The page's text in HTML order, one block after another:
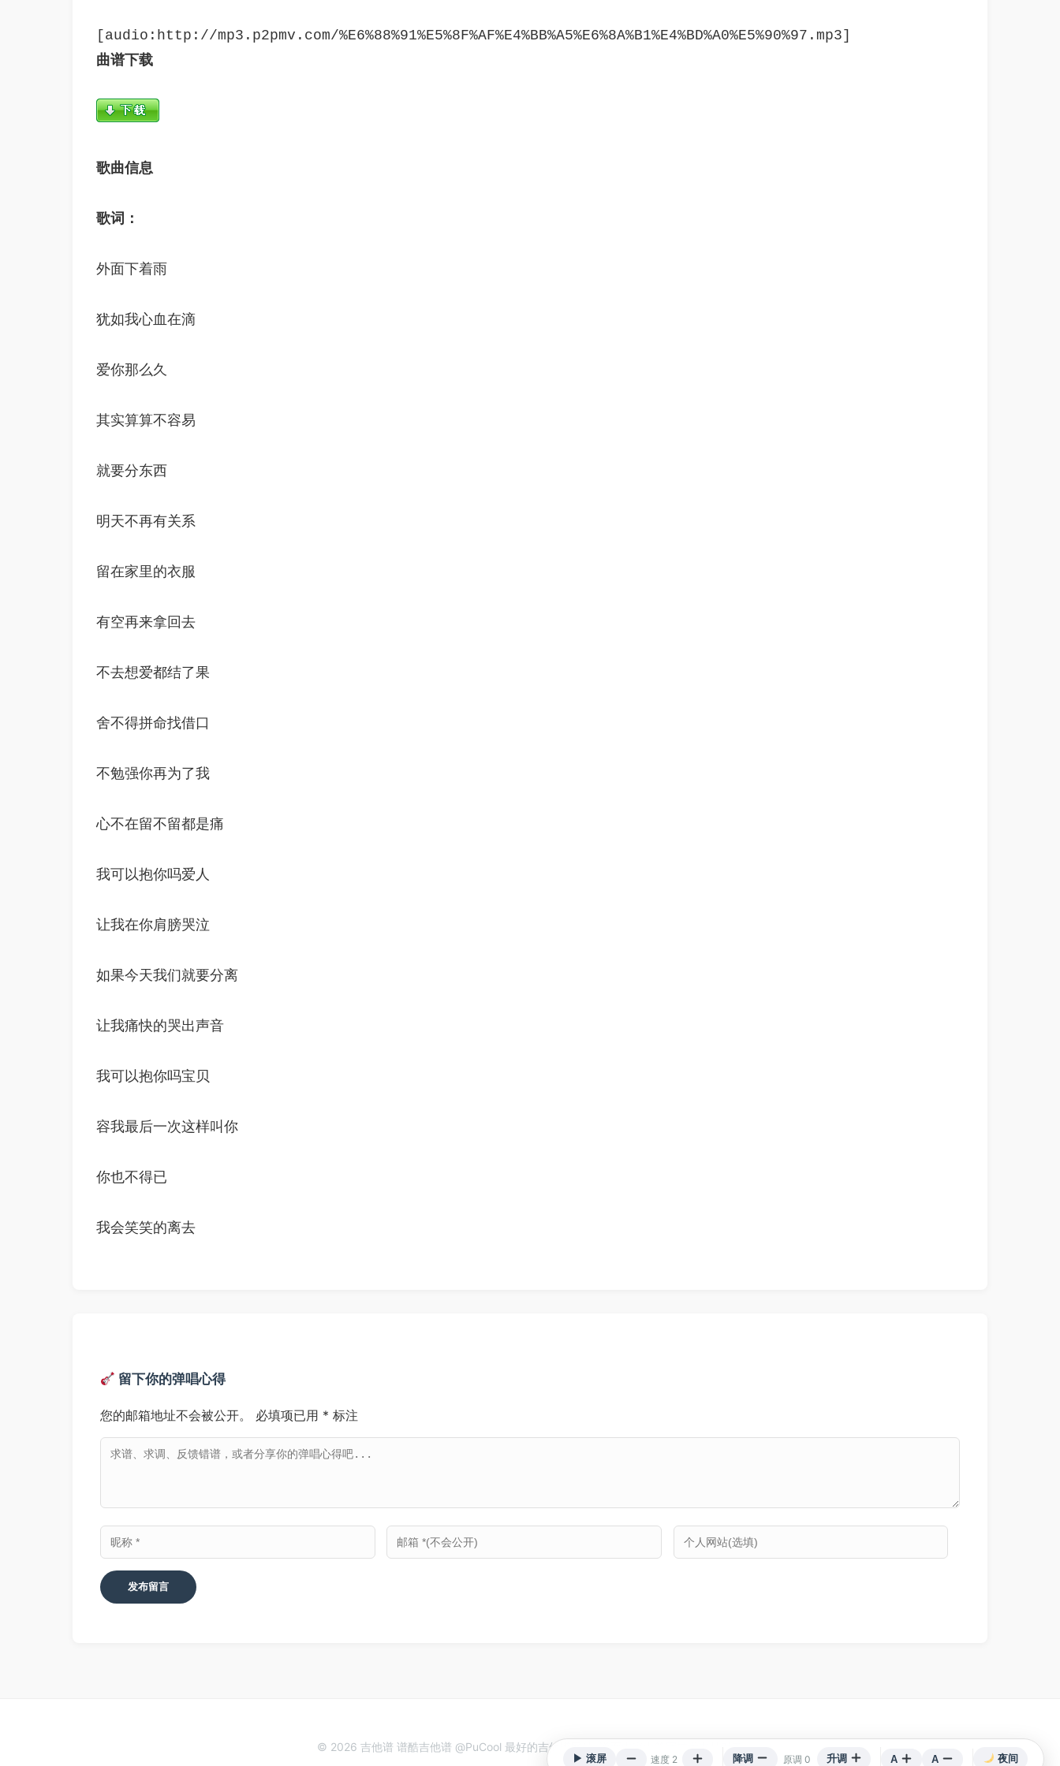
▶ 滚屏 速度 2 降调 原调 0 升调 A A 夜间
曲谱下载
歌曲信息
歌词：
外面下着雨
犹如我心血在滴
爱你那么久
其实算算不容易
就要分东西
明天不再有关系
留在家里的衣服
有空再来拿回去
不去想爱都结了果
舍不得拼命找借口
不勉强你再为了我
心不在留不留都是痛
我可以抱你吗爱人
让我在你肩膀哭泣
如果今天我们就要分离
让我痛快的哭出声音
我可以抱你吗宝贝
容我最后一次这样叫你
你也不得已
我会笑笑的离去
留下你的弹唱心得
您的邮箱地址不会被公开。 必填项已用 * 标注
© 2026 吉他谱 谱酷吉他谱 @PuCool 最好的吉他谱网站. 谱面内容由等宽技术支持对齐